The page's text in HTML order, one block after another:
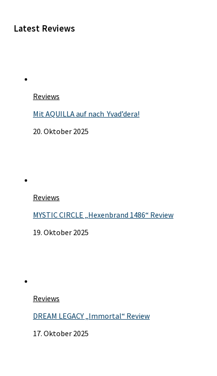
Latest Reviews
Reviews
Mit AQUILLA auf nach Yvad’dera!
20. Oktober 2025
Reviews
MYSTIC CIRCLE „Hexenbrand 1486“ Review
19. Oktober 2025
Reviews
DREAM LEGACY „Immortal“ Review
17. Oktober 2025